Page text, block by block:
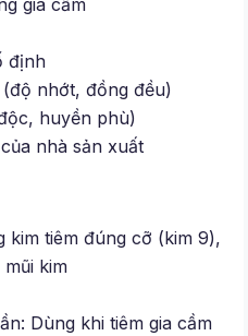
gia cầm
định
nhớt, đồng đều)
huyền phù)
nhà sản xuất
kim tiêm đúng cỡ (kim 9),
kim
Dùng khi tiêm gia cầm